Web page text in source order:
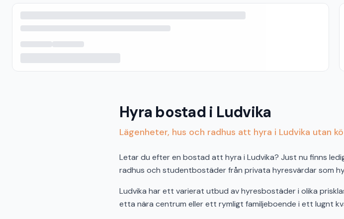
Hyra bostad i Ludvika
Lägenheter, hus och radhus att hyra i Ludvika utan
Letar du efter en bostad att hyra i Ludvika? Just nu finns
radhus och studentbostäder från privata hyresvärdar som
Ludvika har ett varierat utbud av hyresbostäder i olika
etta nära centrum eller ett rymligt familjeboende i ett lugnt